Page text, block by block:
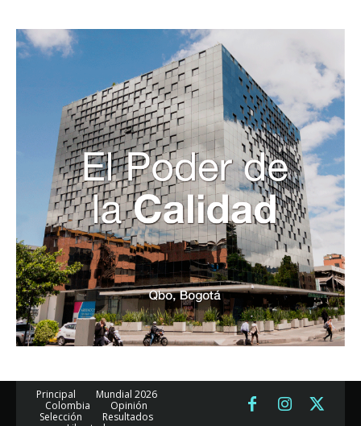
Principal
Mundial 2026
Colombia
Opinión
Selección
Resultados